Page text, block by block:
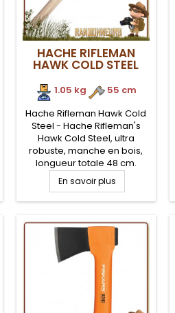
HACHE RIFLEMAN
HAWK COLD STEEL
1.05 kg . 55 cm
Hache Rifleman Hawk Cold
Steel - Hache Rifleman's
Hawk Cold Steel, ultra
robuste, manche en bois,
longueur totale 48 cm.
Hache Cold Steel Rifleman's
Hawk 90RH double lame en
acier haute teneur en
de frappe. Peut-être utilisée
comme hache de lancer.
Hache de qualité pour le
bushcraft
En savoir plus